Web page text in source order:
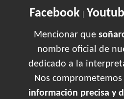
Facebook|
Mencionar que
nombre oficial de
dedicado a la
Nos
información precisa y